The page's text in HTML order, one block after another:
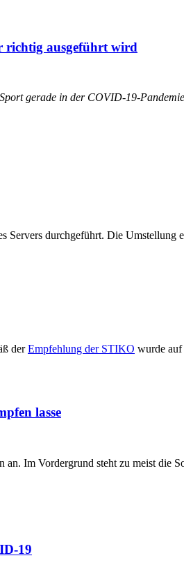
richtig ausgeführt wird
gerade in der COVID-19-
Servers durchgeführt. Die
derEmpfehlung der STIKO wurde
lasse
an. Im Vordergrund steht zu meist die
19